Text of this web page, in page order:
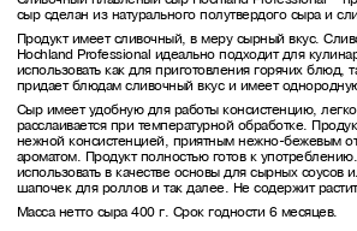
сыр сделан из натурального полутвердого сыра и
Продукт имеет сливочный, в меру сырный вкус.
Hochland Professional идеально подходит для
использовать как для приготовления горячих блюд,
придает блюдам сливочный вкус и имеет
Сыр имеет удобную для работы консистенцию,
расслаивается при температурной обработке.
нежной консистенцией, приятным нежно-бежевым
ароматом. Продукт полностью готов к
использовать в качестве основы для сырных соусов
шапочек для роллов и так далее. Не содержит
Масса нетто сыра 400 г. Срок годности 6 месяцев.